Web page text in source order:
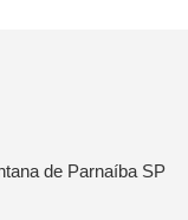
de Parnaíba SP